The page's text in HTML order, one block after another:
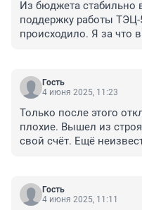
Из бюджета стабильно
поддержку работы
происходило. Я за что
Гость
4 июня 2025, 11:23
Только после этого
плохие. Вышел из
свой счёт. Ещё
Гость
4 июня 2025, 11:11